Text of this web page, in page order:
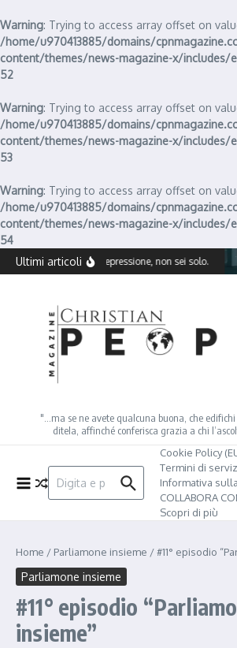
Warning: Trying to access array offset on
/home/u970413885/domains/
content/themes/news-magazine-x/includes/
52
Warning: Trying to access array offset on
/home/u970413885/domains/
content/themes/news-magazine-x/includes/
53
Warning: Trying to access array offset on
/home/u970413885/domains/
content/themes/news-magazine-x/includes/
54
Salta al contenuto
Ultimi articoliAffronta la depressione, non sei solo.
"…ma se ne avete qualcuna buona, che edifichi
ditela, affinché conferisca grazia a chi
Cerca:
Cookie Policy
Termini di
Informativa
COLLABORA
Scopri di più
Home / Parliamone insieme /#11° episodio
Parliamone insieme
#11° episodio
insieme”